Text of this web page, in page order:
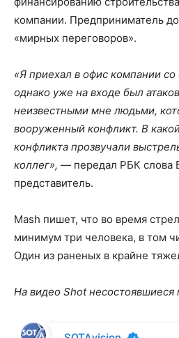
компании. Предприниматель
«мирных переговоров».
«Я приехал в офис компании
однако уже на входе был
неизвестными мне людьми,
вооруженный конфликт. В
конфликта прозвучали
коллег», — передал РБК слова
представитель.
Mash пишет, что во время
минимум три человека, в том
Один из раненых в крайне
На видео Shot